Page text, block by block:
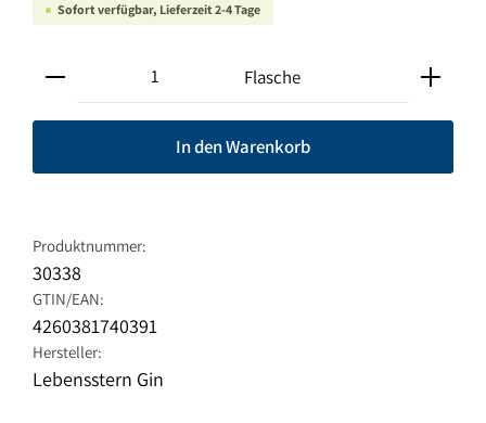
Sofort verfügbar, Lieferzeit 2-4 Tage
Produkt Anzahl: Gib den gewünschten Wert ein oder
Flasche
In den Warenkorb
Produktnummer:
30338
GTIN/EAN:
4260381740391
Hersteller:
Lebensstern Gin